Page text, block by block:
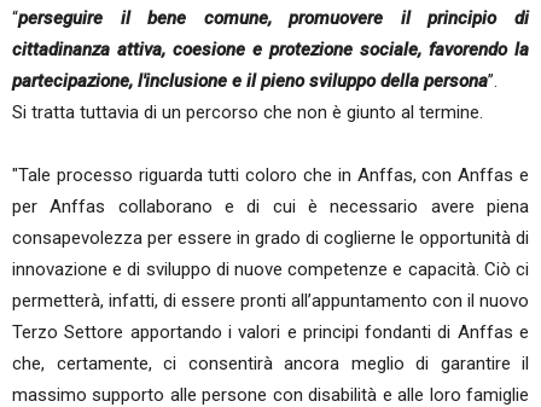
“perseguire il bene comune, promuovere il principio di
cittadinanza attiva, coesione e protezione sociale, favorendo la
partecipazione, l'inclusione e il pieno sviluppo della persona”.
Si tratta tuttavia di un percorso che non è giunto al termine.
"Tale processo riguarda tutti coloro che in Anffas, con Anffas e
per Anffas collaborano e di cui è necessario avere piena
consapevolezza per essere in grado di coglierne le opportunità di
innovazione e di sviluppo di nuove competenze e capacità. Ciò ci
permetterà, infatti, di essere pronti all’appuntamento con il nuovo
Terzo Settore apportando i valori e principi fondanti di Anffas e
che, certamente, ci consentirà ancora meglio di garantire il
massimo supporto alle persone con disabilità e alle loro famiglie